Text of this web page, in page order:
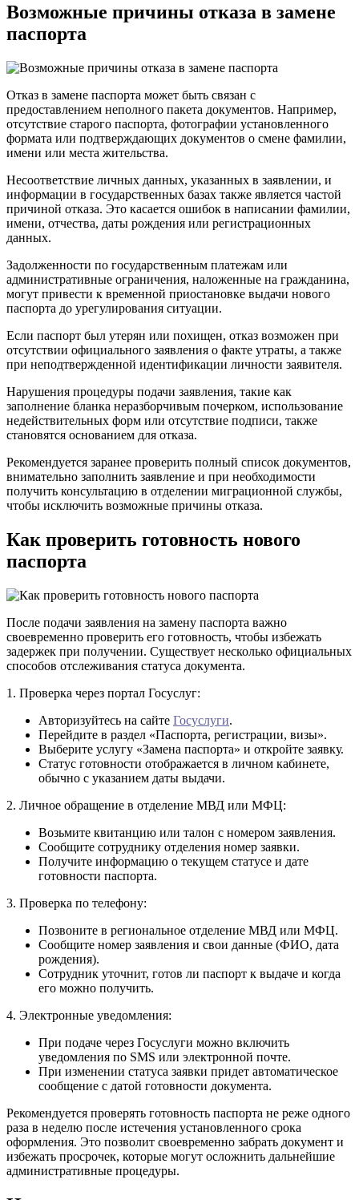
Возможные причины отказа в замене
паспорта
Отказ в замене паспорта может быть связан с
предоставлением неполного пакета документов. Например,
отсутствие старого паспорта, фотографии установленного
формата или подтверждающих документов о смене фамилии,
имени или места жительства.
Несоответствие личных данных, указанных в заявлении, и
информации в государственных базах также является частой
причиной отказа. Это касается ошибок в написании фамилии,
имени, отчества, даты рождения или регистрационных
данных.
Задолженности по государственным платежам или
административные ограничения, наложенные на гражданина,
могут привести к временной приостановке выдачи нового
паспорта до урегулирования ситуации.
Если паспорт был утерян или похищен, отказ возможен при
отсутствии официального заявления о факте утраты, а также
при неподтвержденной идентификации личности заявителя.
Нарушения процедуры подачи заявления, такие как
заполнение бланка неразборчивым почерком, использование
недействительных форм или отсутствие подписи, также
становятся основанием для отказа.
Рекомендуется заранее проверить полный список документов,
внимательно заполнить заявление и при необходимости
получить консультацию в отделении миграционной службы,
чтобы исключить возможные причины отказа.
Как проверить готовность нового
паспорта
После подачи заявления на замену паспорта важно
своевременно проверить его готовность, чтобы избежать
задержек при получении. Существует несколько официальных
способов отслеживания статуса документа.
1. Проверка через портал Госуслуг:
Авторизуйтесь на сайте Госуслуги.
Перейдите в раздел «Паспорта, регистрации, визы».
Выберите услугу «Замена паспорта» и откройте заявку.
Статус готовности отображается в личном кабинете,
обычно с указанием даты выдачи.
2. Личное обращение в отделение МВД или МФЦ:
Возьмите квитанцию или талон с номером заявления.
Сообщите сотруднику отделения номер заявки.
Получите информацию о текущем статусе и дате
готовности паспорта.
3. Проверка по телефону:
Позвоните в региональное отделение МВД или МФЦ.
Сообщите номер заявления и свои данные (ФИО, дата
рождения).
Сотрудник уточнит, готов ли паспорт к выдаче и когда
его можно получить.
4. Электронные уведомления:
При подаче через Госуслуги можно включить
уведомления по SMS или электронной почте.
При изменении статуса заявки придет автоматическое
сообщение с датой готовности документа.
Рекомендуется проверять готовность паспорта не реже одного
раза в неделю после истечения установленного срока
оформления. Это позволит своевременно забрать документ и
избежать просрочек, которые могут осложнить дальнейшие
административные процедуры.